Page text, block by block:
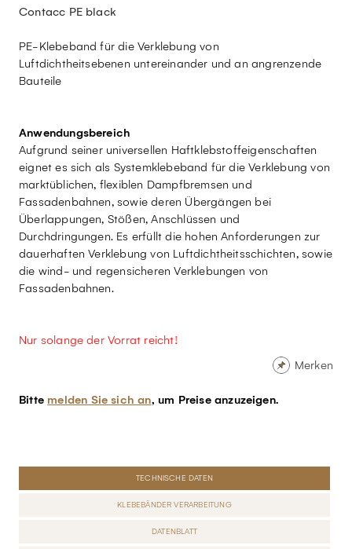
Contacc PE black
PE-Klebeband für die Verklebung von
Luftdichtheitsebenen untereinander und an angrenzende
Bauteile
Anwendungsbereich
Aufgrund seiner universellen Haftklebstoffeigenschaften
eignet es sich als Systemklebeband für die Verklebung von
marktüblichen, flexiblen Dampfbremsen und
Fassadenbahnen, sowie deren Übergängen bei
Überlappungen, Stößen, Anschlüssen und
Durchdringungen. Es erfüllt die hohen Anforderungen zur
dauerhaften Verklebung von Luftdichtheitsschichten, sowie
die wind- und regensicheren Verklebungen von
Fassadenbahnen.
Nur solange der Vorrat reicht!
Merken
Bitte melden Sie sich an, um Preise anzuzeigen.
TECHNISCHE DATEN
KLEBEBÄNDER VERARBEITUNG
DATENBLATT